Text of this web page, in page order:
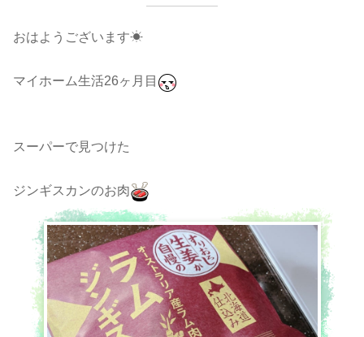
おはようございます☀
マイホーム生活26ヶ月目
スーパーで見つけた
ジンギスカンのお肉